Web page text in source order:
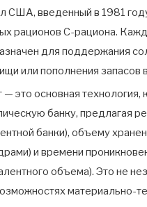
США, введенный в 1981
рационов C-рациона.
для поддержания
или пополнения запасов
— это основная
банку, предлагая
банки), объему
и времени
объема). Это не
материально-